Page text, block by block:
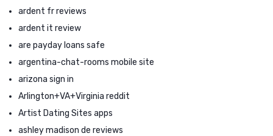
ardent fr reviews
ardent it review
are payday loans safe
argentina-chat-rooms mobile site
arizona sign in
Arlington+VA+Virginia reddit
Artist Dating Sites apps
ashley madison de reviews